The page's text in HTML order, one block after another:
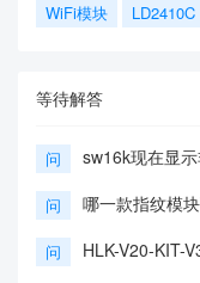
WiFi模块
LD2410C
等待解答
问 sw16k现在显
问 哪一款指纹模
问 HLK-V20-KIT-